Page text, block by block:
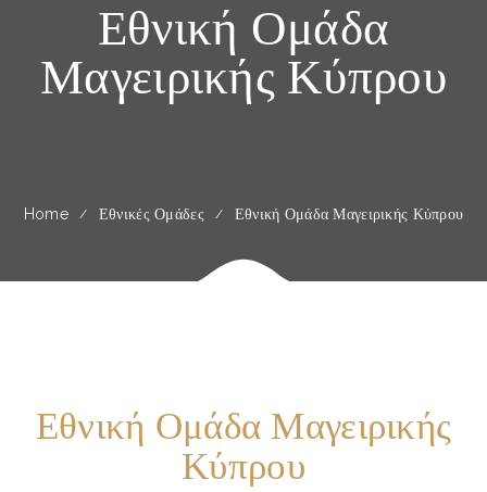
Εθνική Ομάδα
Μαγειρικής Κύπρου
Home Εθνικές Ομάδες Εθνική Ομάδα Μαγειρικής Κύπρου
Εθνική Ομάδα Μαγειρικής
Κύπρου